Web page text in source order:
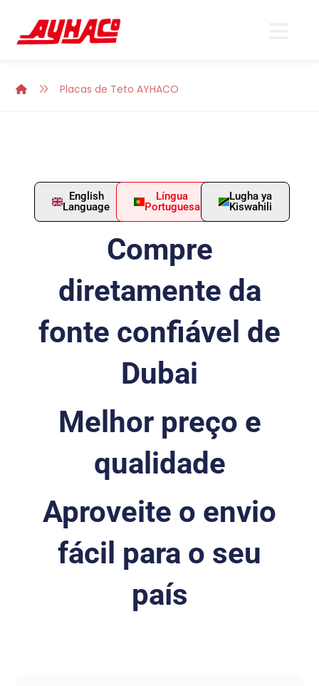
Placas de Teto AYHACO
English
Language
Língua
Portuguesa
Lugha ya
Kiswahili
Compre
diretamente da
fonte confiável de
Dubai
Melhor preço e
qualidade
Aproveite o envio
fácil para o seu
país